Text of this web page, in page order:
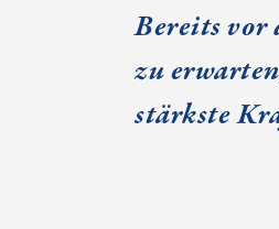
Bereits vor
zu
stärkste